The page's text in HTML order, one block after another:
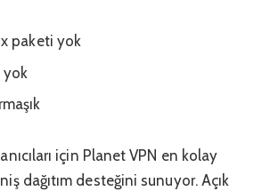
paketi yok
yok
için Planet VPN en kolay
dağıtım desteğini sunuyor. Açık